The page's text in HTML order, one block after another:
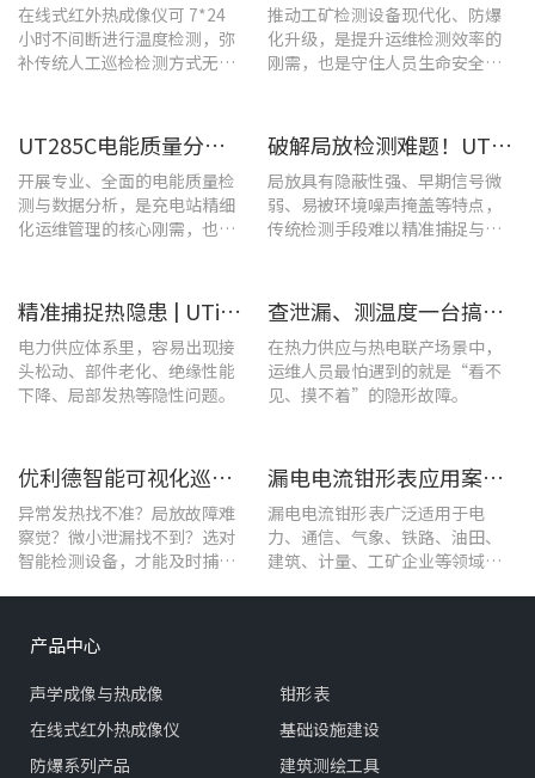
在线式红外热成像仪可 7*24
小时不间断进行温度检测，弥
补传统人工巡检检测方式无法
推动工矿检测设备现代化、防爆
化升级，是提升运维检测效率的
刚需，也是守住人员生命安全、
UT285C电能质量分析仪解决充电站三相用电各类难题
开展专业、全面的电能质量检
测与数据分析，是充电站精细
化运维管理的核心刚需，也是
破解局放检测难题！UT568B手持式声学成像仪让隐患“可视化”
局放具有隐蔽性强、早期信号微
弱、易被环境噪声掩盖等特点，
传统检测手段难以精准捕捉与定
精准捕捉热隐患 | UTi1020C红外热成像仪在发电站的实测应用
电力供应体系里，容易出现接
头松动、部件老化、绝缘性能
下降、局部发热等隐性问题。
查泄漏、测温度一台搞定！UT568F红外声成像仪让设备巡检更高效
在热力供应与热电联产场景中，
运维人员最怕遇到的就是“看不
见、摸不着”的隐形故障。
优利德智能可视化巡检方案，护航油气行业高效运维
异常发热找不准？局放故障难
察觉？微小泄漏找不到？选对
智能检测设备，才能及时捕捉
漏电电流钳形表应用案例：电气设备检测
漏电电流钳形表广泛适用于电
力、通信、气象、铁路、油田、
建筑、计量、工矿企业等领域的
产品中心
声学成像与热成像
在线式红外热成像仪
防爆系列产品
钳形表
基础设施建设
建筑测绘工具